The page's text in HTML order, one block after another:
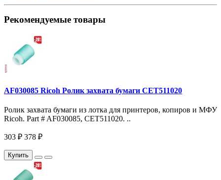
Рекомендуемые товары
AF030085 Ricoh Ролик захвата бумаги CET511020
Ролик захвата бумаги из лотка для принтеров, копиров и МФУ
Ricoh. Part # AF030085, CET511020. ..
303 ₽ 378 ₽
Купить